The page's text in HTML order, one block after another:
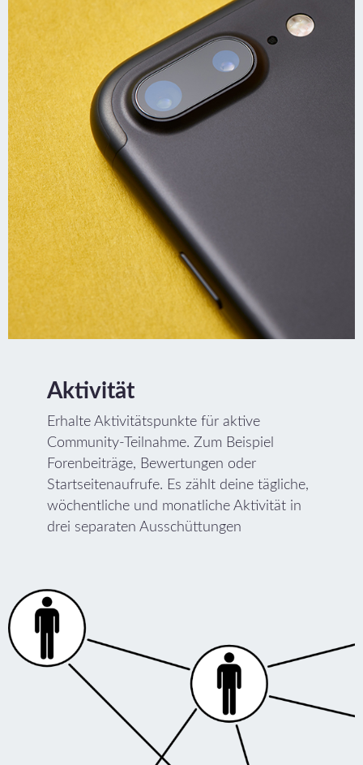
Aktivität
Erhalte Aktivitätspunkte für aktive
Community-Teilnahme. Zum Beispiel
Forenbeiträge, Bewertungen oder
Startseitenaufrufe. Es zählt deine tägliche,
wöchentliche und monatliche Aktivität in
drei separaten Ausschüttungen